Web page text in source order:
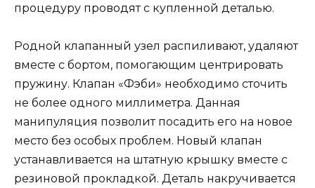
процедуру проводят с купленной деталью.
Родной клапанный узел распиливают, удаляют
вместе с бортом, помогающим центрировать
пружину. Клапан «Фэби» необходимо сточить
не более одного миллиметра. Данная
манипуляция позволит посадить его на новое
место без особых проблем. Новый клапан
устанавливается на штатную крышку вместе с
резиновой прокладкой. Деталь накручивается